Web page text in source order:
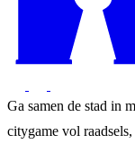
Ga samen de stad in
citygame vol